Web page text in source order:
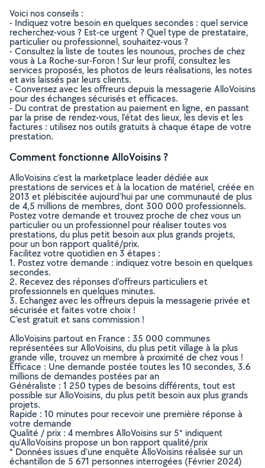
Voici nos conseils :
- Indiquez votre besoin en quelques secondes : quel service
recherchez-vous ? Est-ce urgent ? Quel type de prestataire,
particulier ou professionnel, souhaitez-vous ?
- Consultez la liste de toutes les nounous, proches de chez
vous à La Roche-sur-Foron ! Sur leur profil, consultez les
services proposés, les photos de leurs réalisations, les notes
et avis laissés par leurs clients.
- Conversez avec les offreurs depuis la messagerie AlloVoisins
pour des échanges sécurisés et efficaces.
- Du contrat de prestation au paiement en ligne, en passant
par la prise de rendez-vous, l’état des lieux, les devis et les
factures : utilisez nos outils gratuits à chaque étape de votre
prestation.
Comment fonctionne AlloVoisins ?
AlloVoisins c’est la marketplace leader dédiée aux
prestations de services et à la location de matériel, créée en
2013 et plébiscitée aujourd’hui par une communauté de plus
de 4,5 millions de membres, dont 300 000 professionnels.
Postez votre demande et trouvez proche de chez vous un
particulier ou un professionnel pour réaliser toutes vos
prestations, du plus petit besoin aux plus grands projets,
pour un bon rapport qualité/prix.
Facilitez votre quotidien en 3 étapes :
1. Postez votre demande : indiquez votre besoin en quelques
secondes.
2. Recevez des réponses d’offreurs particuliers et
professionnels en quelques minutes.
3. Echangez avec les offreurs depuis la messagerie privée et
sécurisée et faites votre choix !
C’est gratuit et sans commission !
AlloVoisins partout en France : 35 000 communes
représentées sur AlloVoisins, du plus petit village à la plus
grande ville, trouvez un membre à proximité de chez vous !
Efficace : Une demande postée toutes les 10 secondes, 3.6
millions de demandes postées par an
Généraliste : 1 250 types de besoins différents, tout est
possible sur AlloVoisins, du plus petit besoin aux plus grands
projets.
Rapide : 10 minutes pour recevoir une première réponse à
votre demande
Qualité / prix : 4 membres AlloVoisins sur 5* indiquent
qu’AlloVoisins propose un bon rapport qualité/prix
* Données issues d’une enquête AlloVoisins réalisée sur un
échantillon de 5 671 personnes interrogées (Février 2024)